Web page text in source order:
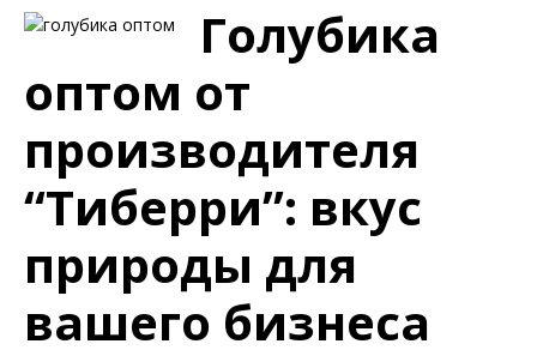
Голубика
оптом от
производителя
“Тиберри”: вкус
природы для
вашего бизнеса